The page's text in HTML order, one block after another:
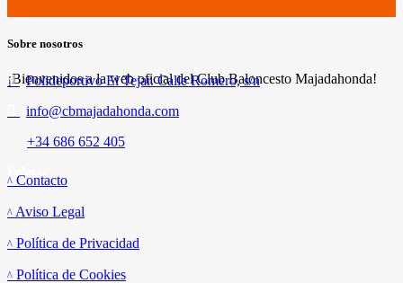
Sobre nosotros
¡Bienvenidos a la web oficial del Club Baloncesto Majadahonda!
Polideportivo El Tejar. Calle Romero, s/n
info@cbmajadahonda.com
+34 686 652 405
Contacto
Aviso Legal
Política de Privacidad
Política de Cookies